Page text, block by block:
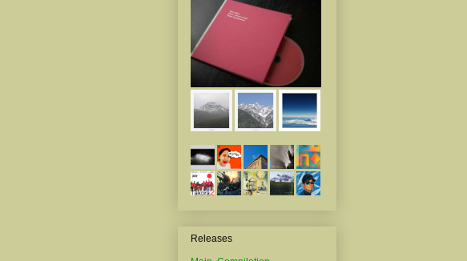
Releases